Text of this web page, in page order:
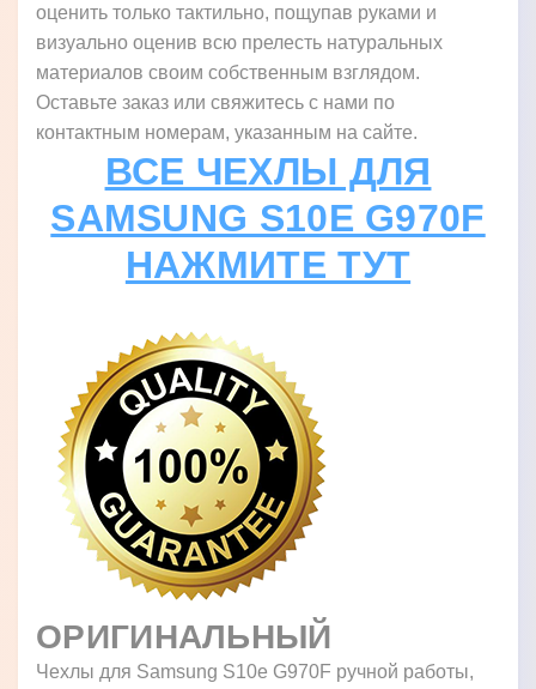
оценить только тактильно, пощупав руками и
визуально оценив всю прелесть натуральных
материалов своим собственным взглядом.
Оставьте заказ или свяжитесь с нами по
контактным номерам, указанным на сайте.
ВСЕ ЧЕХЛЫ ДЛЯ
SAMSUNG S10E G970F
НАЖМИТЕ ТУТ
ОРИГИНАЛЬНЫЙ
Чехлы для Samsung S10e G970F ручной работы,